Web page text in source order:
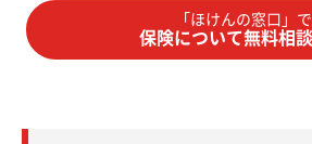
「ほけんの窓口」で
保険について無料相